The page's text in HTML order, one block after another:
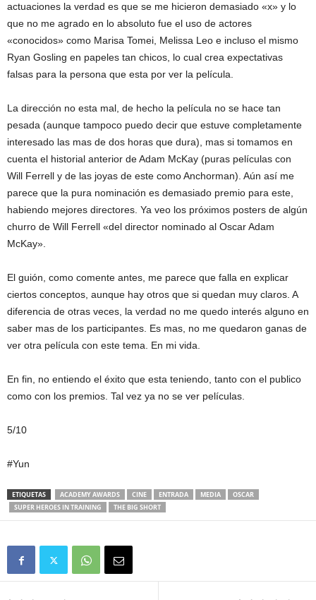
actuaciones la verdad es que se me hicieron demasiado «x» y lo
que no me agrado en lo absoluto fue el uso de actores
«conocidos» como Marisa Tomei, Melissa Leo e incluso el mismo
Ryan Gosling en papeles tan chicos, lo cual crea expectativas
falsas para la persona que esta por ver la película.
La dirección no esta mal, de hecho la película no se hace tan
pesada (aunque tampoco puedo decir que estuve completamente
interesado las mas de dos horas que dura), mas si tomamos en
cuenta el historial anterior de Adam McKay (puras películas con
Will Ferrell y de las joyas de este como Anchorman). Aún así me
parece que la pura nominación es demasiado premio para este,
habiendo mejores directores. Ya veo los próximos posters de algún
churro de Will Ferrell «del director nominado al Oscar Adam
McKay».
El guión, como comente antes, me parece que falla en explicar
ciertos conceptos, aunque hay otros que si quedan muy claros. A
diferencia de otras veces, la verdad no me quedo interés alguno en
saber mas de los participantes. Es mas, no me quedaron ganas de
ver otra película con este tema. En mi vida.
En fin, no entiendo el éxito que esta teniendo, tanto con el publico
como con los premios. Tal vez ya no se ver películas.
5/10
#Yun
ETIQUETAS ACADEMY AWARDS CINE ENTRADA MEDIA
OSCAR
SUPER HEROES IN TRAINING
THE BIG SHORT